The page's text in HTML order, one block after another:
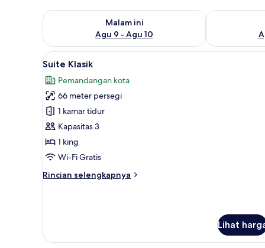
Malam ini
Agu 9 - Agu 10
Periksa ketersediaan untuk malam ini Agu 9 - Agu 10
Periksa
Lihat
semua
foto
untuk
Suite
Klasik
Suite Klasik | Seprai
11
Suite Klasik
Pemandangan kota
66 meter persegi
1 kamar tidur
Kapasitas 3
1 king
Wi-Fi Gratis
Rincian selengkapnya
Rincian
Lihat